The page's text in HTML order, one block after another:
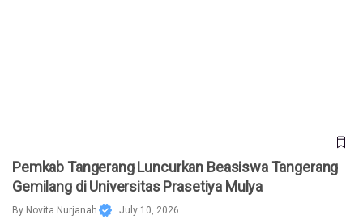
Pemkab Tangerang Luncurkan Beasiswa Tangerang
Gemilang di Universitas Prasetiya Mulya
By Novita Nurjanah . July 10, 2026